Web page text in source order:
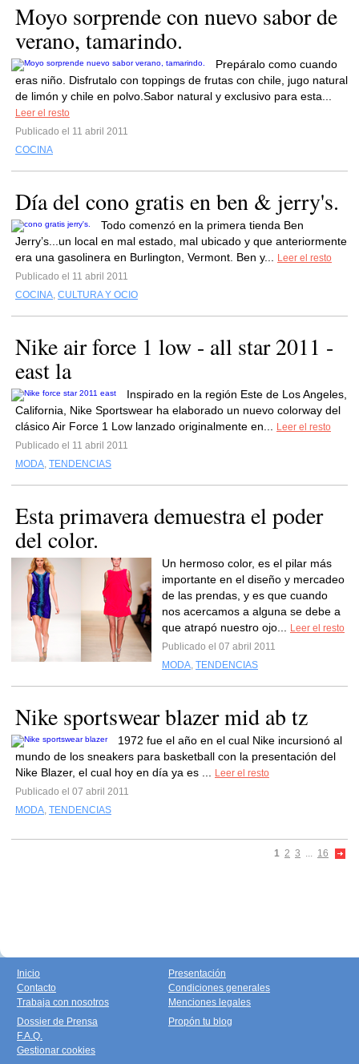
Moyo sorprende con nuevo sabor de
verano, tamarindo.
Prepáralo como cuando
eras niño. Disfrutalo con toppings de frutas con chile, jugo natural
de limón y chile en polvo.Sabor natural y exclusivo para esta...
Leer el resto
Publicado el 11 abril 2011
COCINA
Día del cono gratis en ben & jerry's.
Todo comenzó en la primera tienda Ben
Jerry’s...un local en mal estado, mal ubicado y que anteriormente
era una gasolinera en Burlington, Vermont. Ben y...
Leer el resto
Publicado el 11 abril 2011
COCINA, CULTURA Y OCIO
Nike air force 1 low - all star 2011 -
east la
Inspirado en la región Este de Los Angeles,
California, Nike Sportswear ha elaborado un nuevo colorway del
clásico Air Force 1 Low lanzado originalmente en...
Leer el resto
Publicado el 11 abril 2011
MODA, TENDENCIAS
Esta primavera demuestra el poder
del color.
Un hermoso color, es el pilar más
importante en el diseño y mercadeo
de las prendas, y es que cuando
nos acercamos a alguna se debe a
que atrapó nuestro ojo...
Leer el resto
Publicado el 07 abril 2011
MODA, TENDENCIAS
Nike sportswear blazer mid ab tz
1972 fue el año en el cual Nike incursionó al
mundo de los sneakers para basketball con la presentación del
Nike Blazer, el cual hoy en día ya es ...
Leer el resto
Publicado el 07 abril 2011
MODA, TENDENCIAS
1 2 3 ... 16
Inicio
Contacto
Trabaja con nosotros
Presentación
Condiciones generales
Menciones legales
Dossier de Prensa
F.A.Q.
Gestionar cookies
Propón tu blog